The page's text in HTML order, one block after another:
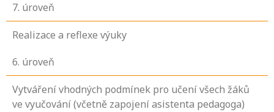
7. úroveň
Realizace a reflexe výuky
6. úroveň
Vytváření vhodných podmínek pro učení všech žáků
ve vyučování (včetně zapojení asistenta pedagoga)